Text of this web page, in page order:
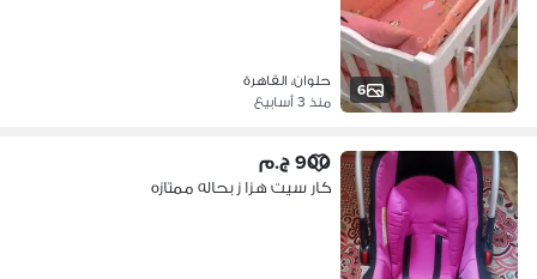
6
حلوان، القاهرة
منذ 3 أسابيع
900 ج.م
كار سيت هزا ز بحاله ممتازه